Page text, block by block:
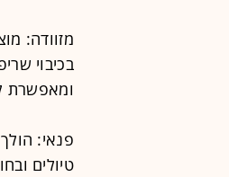
מזוודה:
בכיבוי
ומאפשרת
פנאי:
טיולים